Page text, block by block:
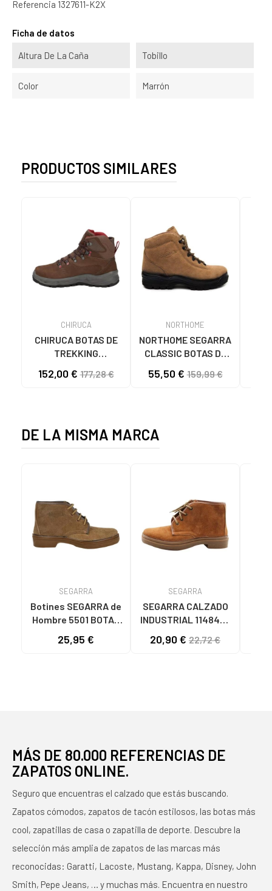
Referencia 1327611-K2X
Ficha de datos
Altura De La Caña Tobillo
Color Marrón
PRODUCTOS SIMILARES
CHIRUCA
CHIRUCA BOTAS DE
TREKKING
TABURIENTE HOMBRE
152,00 €177,28 €
NORTHOME
NORTHOME SEGARRA
CLASSIC BOTAS DE
BEIGE BEIGE
55,50 €159,99 €
DE LA MISMA MARCA
SEGARRA
Botines SEGARRA de
Hombre 5501 BOTAS
HOMBRE Y MUJER
25,95 €
SEGARRA
SEGARRA CALZADO
INDUSTRIAL 1148493
SEÑALIZACIÓN
20,90 € 22,72 €
MÁS DE 80.000 REFERENCIAS DE
ZAPATOS ONLINE.
Seguro que encuentras el calzado que estás buscando.
Zapatos cómodos, zapatos de tacón estilosos, las botas más
cool, zapatillas de casa o zapatilla de deporte. Descubre la
selección más amplia de zapatos de las marcas más
reconocidas: Garatti, Lacoste, Mustang, Kappa, Disney, John
Smith, Pepe Jeans, … y muchas más. Encuentra en nuestro